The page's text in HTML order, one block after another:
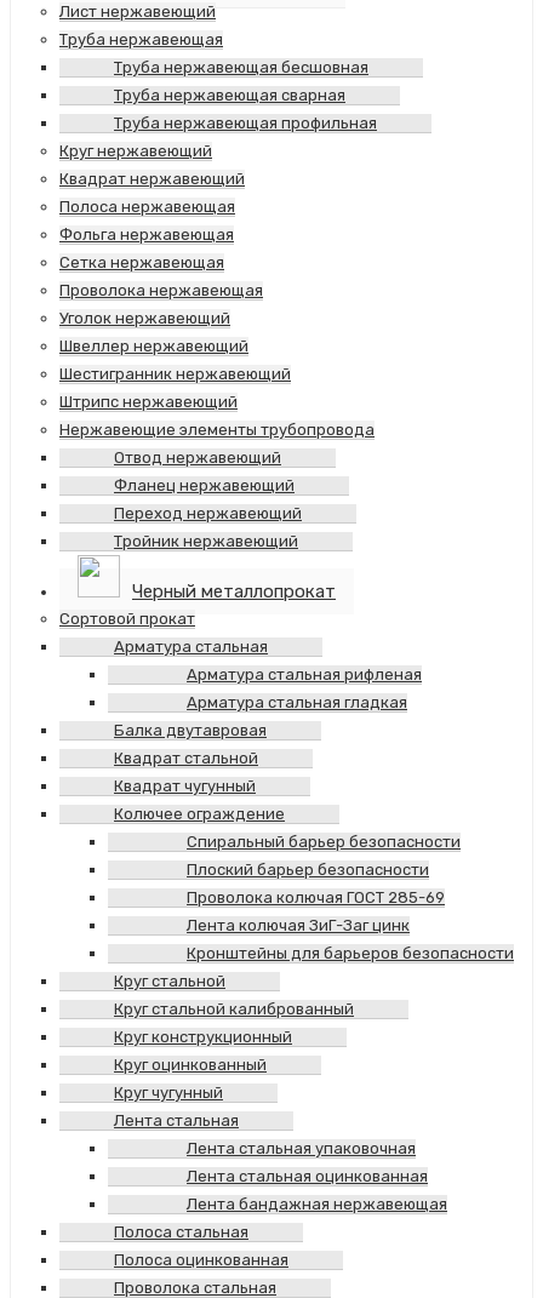
Лист нержавеющий
Труба нержавеющая
Труба нержавеющая бесшовная
Труба нержавеющая сварная
Труба нержавеющая профильная
Круг нержавеющий
Квадрат нержавеющий
Полоса нержавеющая
Фольга нержавеющая
Сетка нержавеющая
Проволока нержавеющая
Уголок нержавеющий
Швеллер нержавеющий
Шестигранник нержавеющий
Штрипс нержавеющий
Нержавеющие элементы трубопровода
Отвод нержавеющий
Фланец нержавеющий
Переход нержавеющий
Тройник нержавеющий
Черный металлопрокат
Сортовой прокат
Арматура стальная
Арматура стальная рифленая
Арматура стальная гладкая
Балка двутавровая
Квадрат стальной
Квадрат чугунный
Колючее ограждение
Спиральный барьер безопасности
Плоский барьер безопасности
Проволока колючая ГОСТ 285-69
Лента колючая ЗиГ-Заг цинк
Кронштейны для барьеров безопасности
Круг стальной
Круг стальной калиброванный
Круг конструкционный
Круг оцинкованный
Круг чугунный
Лента стальная
Лента стальная упаковочная
Лента стальная оцинкованная
Лента бандажная нержавеющая
Полоса стальная
Полоса оцинкованная
Проволока стальная